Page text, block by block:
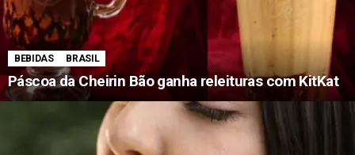
BEBIDAS BRASIL
Páscoa da Cheirin Bão ganha releituras com KitKat